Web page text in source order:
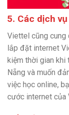
5. Các dịch
Viettel cũng cung
lắp đặt internet
kiệm thời gian khi
Nẵng và muốn
việc học online,
cước internet của